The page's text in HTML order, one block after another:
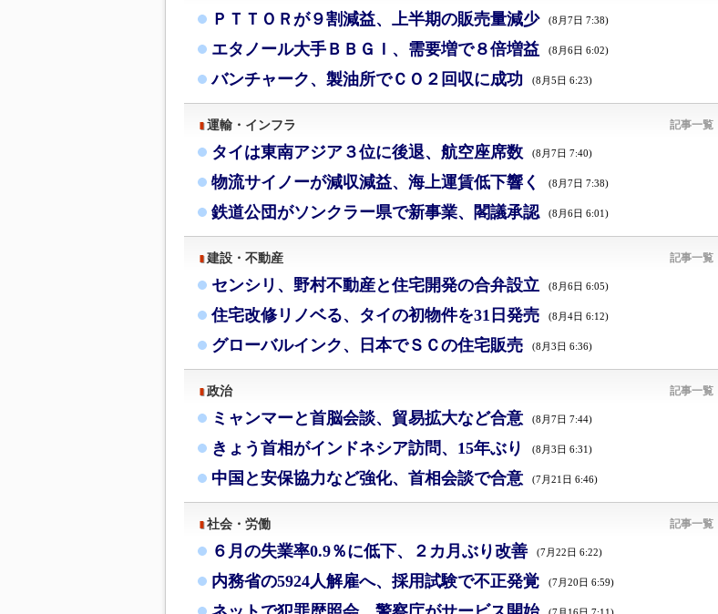
ＰＴＴＯＲが９割減益、上半期の販売量減少 (8月7日 7:38)
エタノール大手ＢＢＧＩ、需要増で８倍増益 (8月6日 6:02)
バンチャーク、製油所でＣＯ２回収に成功 (8月5日 6:23)
運輸・インフラ 記事一覧
タイは東南アジア３位に後退、航空座席数 (8月7日 7:40)
物流サイノーが減収減益、海上運賃低下響く (8月7日 7:38)
鉄道公団がソンクラー県で新事業、閣議承認 (8月6日 6:01)
建設・不動産 記事一覧
センシリ、野村不動産と住宅開発の合弁設立 (8月6日 6:05)
住宅改修リノベる、タイの初物件を31日発売 (8月4日 6:12)
グローバルインク、日本でＳＣの住宅販売 (8月3日 6:36)
政治 記事一覧
ミャンマーと首脳会談、貿易拡大など合意 (8月7日 7:44)
きょう首相がインドネシア訪問、15年ぶり (8月3日 6:31)
中国と安保協力など強化、首相会談で合意 (7月21日 6:46)
社会・労働 記事一覧
６月の失業率0.9％に低下、２カ月ぶり改善 (7月22日 6:22)
内務省の5924人解雇へ、採用試験で不正発覚 (7月20日 6:59)